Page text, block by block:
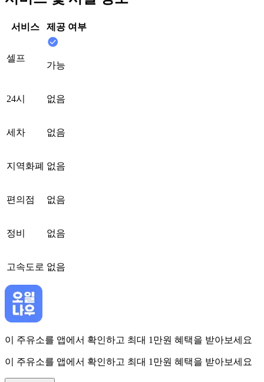
서비스 제공 여부
셀프
가능
24시 없음
세차 없음
지역화폐 없음
편의점 없음
정비 없음
고속도로 없음
이 주유소를 앱에서 확인하고 최대 1만원 혜택을 받아보세요
이 주유소를 앱에서 확인하고 최대 1만원 혜택을 받아보세요